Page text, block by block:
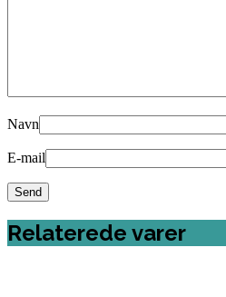
Navn
E-mail
Relaterede varer